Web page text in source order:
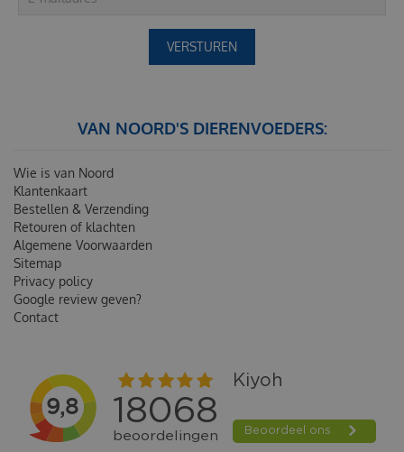
VAN NOORD'S DIERENVOEDERS:
Wie is van Noord
Klantenkaart
Bestellen & Verzending
Retouren of klachten
Algemene Voorwaarden
Sitemap
Privacy policy
Google review geven?
Contact